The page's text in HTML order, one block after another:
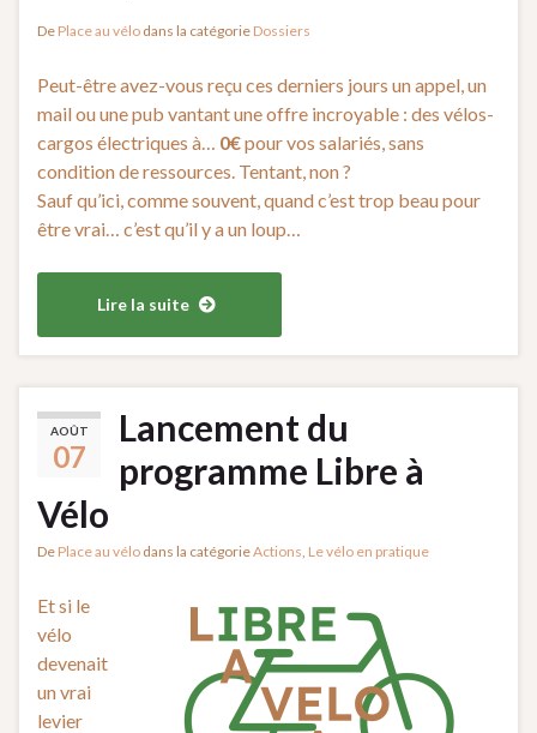
De Place au vélo dans la catégorie Dossiers
Peut-être avez-vous reçu ces derniers jours un appel, un
mail ou une pub vantant une offre incroyable : des vélos-
cargos électriques à… 0€pour vos salariés, sans
condition de ressources. Tentant, non ?
Sauf qu’ici, comme souvent, quand c’est trop beau pour
être vrai… c’est qu’il y a un loup…
Lire la suite
AOÛT
07
Lancement du
programme Libre à
Vélo
De Place au vélo dans la catégorieActions Le vélo en pratique
Et si le
vélo
devenait
un vrai
levier